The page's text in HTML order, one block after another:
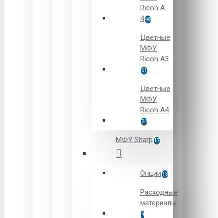
Ricoh A
448
Цветные
МФУ
Ricoh A3
61
Цветные
МФУ
Ricoh A4
24
МФУ Sharp 17
Опции 13
Расходные
материалы
4